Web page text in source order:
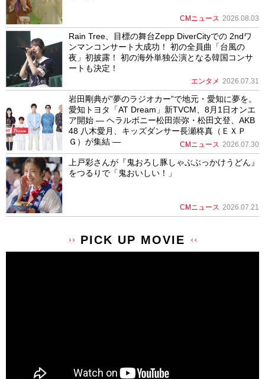
CMニュース 2026.08.03
Rain Tree、目標の舞台Zepp DiverCityでの 2ndワ
ンマンコンサート大成功！ 初の全員曲「台風の
夜」初披露！ 初の海外単独公演となる韓国コンサ
ートも決定！
エンタメ 2026.07.31
岩田剛典が”夢のラジオカー”で地元・愛知に夢を。
愛知トヨタ「AT Dream」新TVCM、8月1日オンエ
ア開始 ― ヘラルボニー松田崇弥・松田文登、AKB
48 八木愛月、キッズダンサー長瀬柊真（ＥＸＰ
Ｇ）が集結 ―
CMニュース 2026.07.30
上戸彩さんが『鬼おろし豚しゃぶぶっかけうどん』
をつるりで「鬼おいしい！」
CMニュース 2026.07.21
PICK UP MOVIE